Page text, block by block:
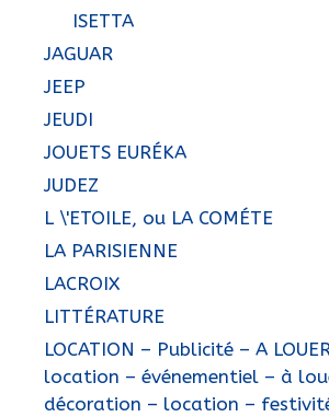
ISETTA
JAGUAR
JEEP
JEUDI
JOUETS EURÉKA
JUDEZ
L \'ETOILE, ou LA COMÉTE
LA PARISIENNE
LACROIX
LITTÉRATURE
LOCATION – Publicité – A
location – événementiel – à
décoration – location –